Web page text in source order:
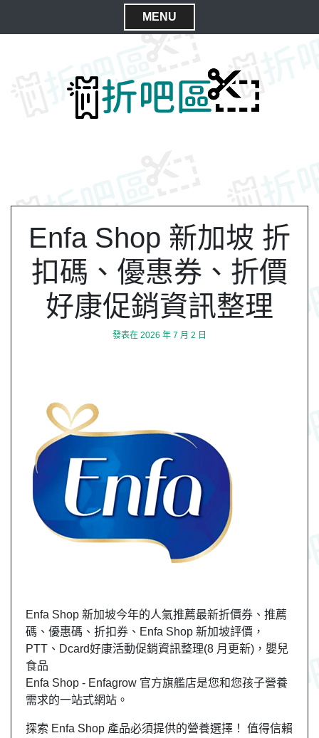
MENU
C
Enfa Shop 新加坡 折
扣碼、優惠券、折價
好康促銷資訊整理
發表在 2026 年 7 月 2 日
Enfa Shop 新加坡今年的人氣推薦最新折價券、推薦
碼、優惠碼、折扣券、Enfa Shop 新加坡評價，
PTT、Dcard好康活動促銷資訊整理(8 月更新)，嬰兒
食品
Enfa Shop - Enfagrow 官方旗艦店是您和您孩子營養
需求的一站式網站。
探索 Enfa Shop 產品必須提供的營養選擇！ 值得信賴